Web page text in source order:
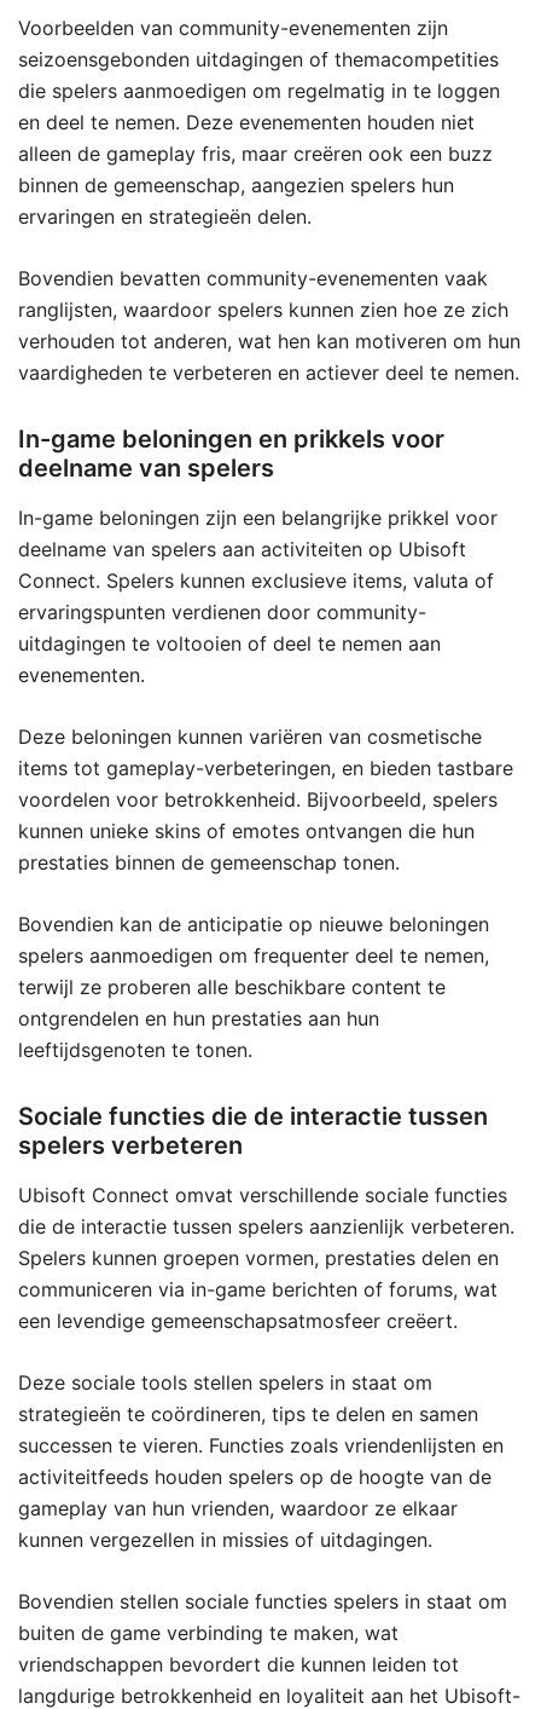
Voorbeelden van community-evenementen zijn
seizoensgebonden uitdagingen of themacompetities
die spelers aanmoedigen om regelmatig in te loggen
en deel te nemen. Deze evenementen houden niet
alleen de gameplay fris, maar creëren ook een buzz
binnen de gemeenschap, aangezien spelers hun
ervaringen en strategieën delen.
Bovendien bevatten community-evenementen vaak
ranglijsten, waardoor spelers kunnen zien hoe ze zich
verhouden tot anderen, wat hen kan motiveren om hun
vaardigheden te verbeteren en actiever deel te nemen.
In-game beloningen en prikkels voor
deelname van spelers
In-game beloningen zijn een belangrijke prikkel voor
deelname van spelers aan activiteiten op Ubisoft
Connect. Spelers kunnen exclusieve items, valuta of
ervaringspunten verdienen door community-
uitdagingen te voltooien of deel te nemen aan
evenementen.
Deze beloningen kunnen variëren van cosmetische
items tot gameplay-verbeteringen, en bieden tastbare
voordelen voor betrokkenheid. Bijvoorbeeld, spelers
kunnen unieke skins of emotes ontvangen die hun
prestaties binnen de gemeenschap tonen.
Bovendien kan de anticipatie op nieuwe beloningen
spelers aanmoedigen om frequenter deel te nemen,
terwijl ze proberen alle beschikbare content te
ontgrendelen en hun prestaties aan hun
leeftijdsgenoten te tonen.
Sociale functies die de interactie tussen
spelers verbeteren
Ubisoft Connect omvat verschillende sociale functies
die de interactie tussen spelers aanzienlijk verbeteren.
Spelers kunnen groepen vormen, prestaties delen en
communiceren via in-game berichten of forums, wat
een levendige gemeenschapsatmosfeer creëert.
Deze sociale tools stellen spelers in staat om
strategieën te coördineren, tips te delen en samen
successen te vieren. Functies zoals vriendenlijsten en
activiteitfeeds houden spelers op de hoogte van de
gameplay van hun vrienden, waardoor ze elkaar
kunnen vergezellen in missies of uitdagingen.
Bovendien stellen sociale functies spelers in staat om
buiten de game verbinding te maken, wat
vriendschappen bevordert die kunnen leiden tot
langdurige betrokkenheid en loyaliteit aan het Ubisoft-